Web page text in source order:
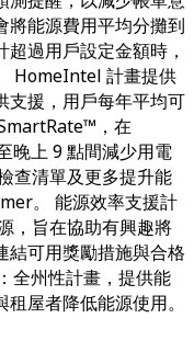
將能源費用平均分攤到
過用戶設定金額時，
HomeIntel 計畫提供
支援，用戶每年平均可
，在
晚上 9 點間減少用電
查清單及更多提升能
。 能源效率支援計
，旨在協助有興趣將
結可用獎勵措施與合格
全州性計畫，提供能
屋者降低能源使用。